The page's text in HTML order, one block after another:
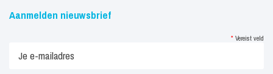
Aanmelden nieuwsbrief
* Vereist veld